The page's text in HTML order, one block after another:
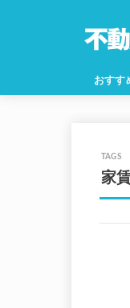
おすす
家